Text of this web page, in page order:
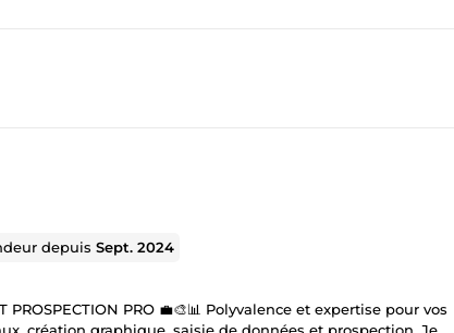
depuisSept. 2024
PROSPECTION PRO 💼🎨📊 Polyvalence et expertise pour vos